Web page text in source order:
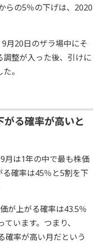
らの5％の下げは、2020
月20日のザラ場中にそ
整が入った後、引けに
。
る確率が高いと
月は1年の中で最も株価
確率は45％と5割を下
が上がる確率は43.5％
います。つまり、
確率が高い月だという